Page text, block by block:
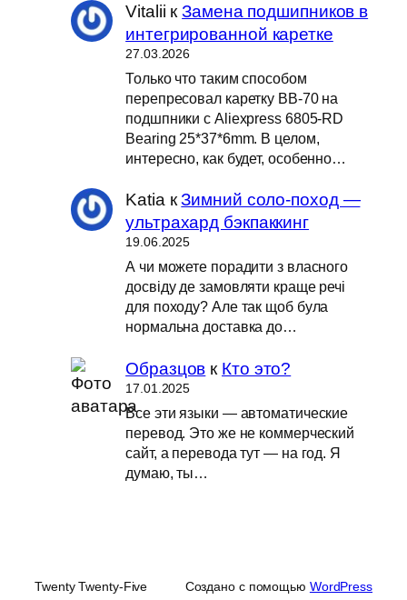
Vitalii кЗамена подшипников в
интегрированной каретке
27.03.2026
Только что таким способом
перепресовал каретку BB-70 на
подшпники с Aliexpress 6805-RD
Bearing 25*37*6mm. В целом,
интересно, как будет, особенно…
KatiaкЗимний соло-поход —
ультрахард бэкпаккинг
19.06.2025
А чи можете порадити з власного
досвіду де замовляти краще речі
для походу? Але так щоб була
нормальна доставка до…
Образцов к Кто это?
17.01.2025
Все эти языки — автоматические
перевод. Это же не коммерческий
сайт, а перевода тут — на год. Я
думаю, ты…
Twenty Twenty-Five Создано с помощью WordPress